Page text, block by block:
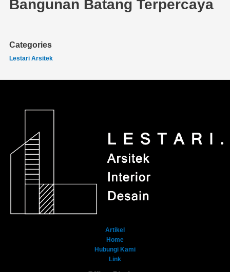
Bangunan Batang Terpercaya
Categories
Lestari Arsitek
Artikel
Home
Hubungi Kami
Link